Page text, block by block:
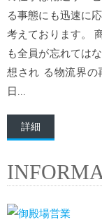
る事態にも迅速に
考えております。
も全員が忘れては
想され る物流界の
日...
詳細